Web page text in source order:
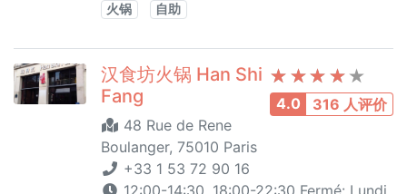
火锅 自助
4.0 316 人评价
汉食坊火锅 Han Shi
Fang
48 Rue de Rene
Boulanger, 75010 Paris
+33 1 53 72 90 16